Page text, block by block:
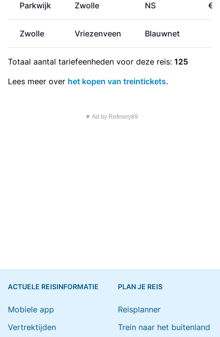
Parkwijk Zwolle NS €
Zwolle Vriezenveen Blauwnet
Totaal aantal tariefeenheden voor deze reis: 125
Lees meer over het kopen van treintickets.
▼ Ad by Refinery89
ACTUELE REISINFORMATIE
Mobiele app
Vertrektijden
PLAN JE REIS
Reisplanner
Trein naar het buitenland